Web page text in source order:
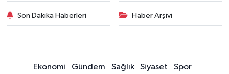
Son Dakika Haberleri Haber Arşivi
Ekonomi Gündem Sağlık Siyaset
Spor